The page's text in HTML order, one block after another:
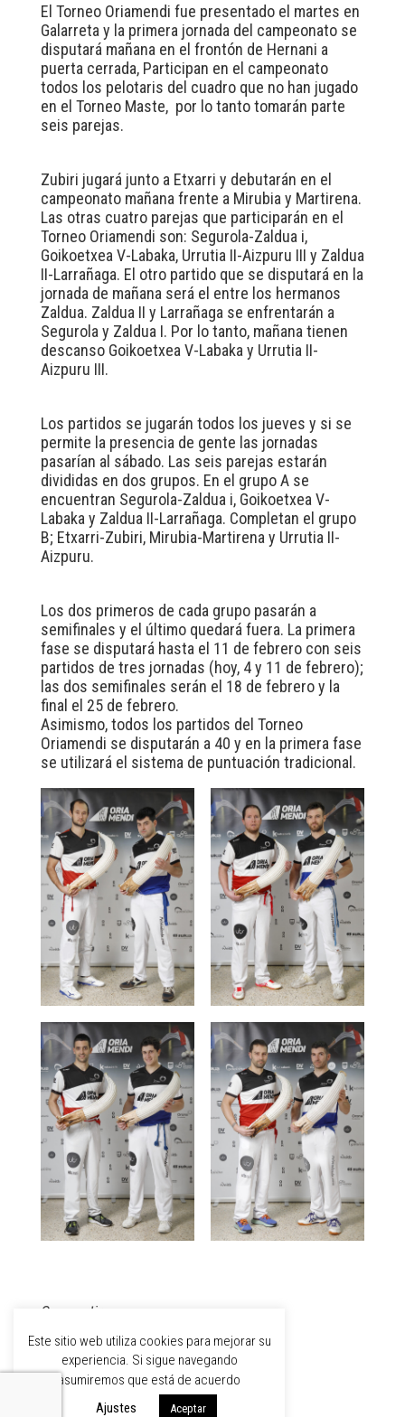
El Torneo Oriamendi fue presentado el martes en
Galarreta y la primera jornada del campeonato se
disputará mañana en el frontón de Hernani a
puerta cerrada, Participan en el campeonato
todos los pelotaris del cuadro que no han jugado
en el Torneo Maste, por lo tanto tomarán parte
seis parejas.
Zubiri jugará junto a Etxarri y debutarán en el
campeonato mañana frente a Mirubia y Martirena.
Las otras cuatro parejas que participarán en el
Torneo Oriamendi son: Segurola-Zaldua i,
Goikoetxea V-Labaka, Urrutia II-Aizpuru III y Zaldua
II-Larrañaga. El otro partido que se disputará en la
jornada de mañana será el entre los hermanos
Zaldua. Zaldua II y Larrañaga se enfrentarán a
Segurola y Zaldua I. Por lo tanto, mañana tienen
descanso Goikoetxea V-Labaka y Urrutia II-
Aizpuru III.
Los partidos se jugarán todos los jueves y si se
permite la presencia de gente las jornadas
pasarían al sábado. Las seis parejas estarán
divididas en dos grupos. En el grupo A se
encuentran Segurola-Zaldua i, Goikoetxea V-
Labaka y Zaldua II-Larrañaga. Completan el grupo
B; Etxarri-Zubiri, Mirubia-Martirena y Urrutia II-
Aizpuru.
Los dos primeros de cada grupo pasarán a
semifinales y el último quedará fuera. La primera
fase se disputará hasta el 11 de febrero con seis
partidos de tres jornadas (hoy, 4 y 11 de febrero);
las dos semifinales serán el 18 de febrero y la
final el 25 de febrero.
Asimismo, todos los partidos del Torneo
Oriamendi se disputarán a 40 y en la primera fase
se utilizará el sistema de puntuación tradicional.
Compartir:
Este sitio web utiliza cookies para mejorar su
experiencia. Si sigue navegando
asumiremos que está de acuerdo
Ajustes
Aceptar